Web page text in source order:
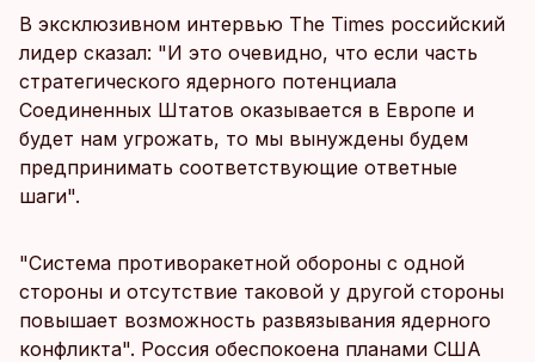
В эксклюзивном интервью The Times российский
лидер сказал: "И это очевидно, что если часть
стратегического ядерного потенциала
Соединенных Штатов оказывается в Европе и
будет нам угрожать, то мы вынуждены будем
предпринимать соответствующие ответные
шаги".
"Система противоракетной обороны с одной
стороны и отсутствие таковой у другой стороны
повышает возможность развязывания ядерного
конфликта". Россия обеспокоена планами США